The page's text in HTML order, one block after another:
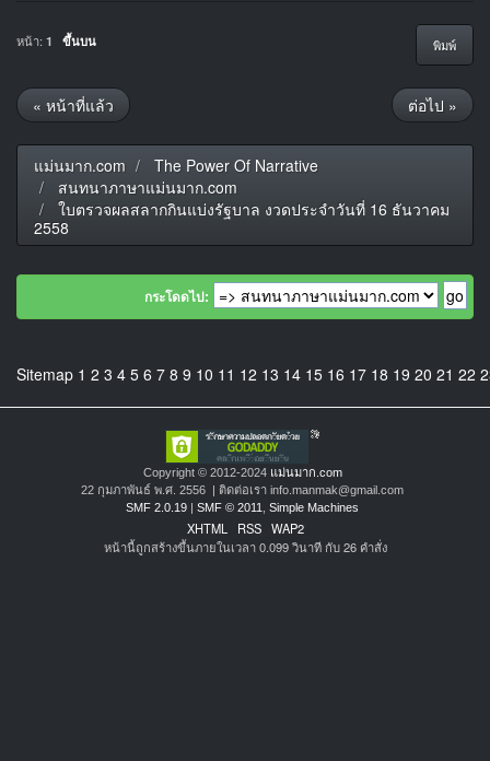
พิมพ์
หน้า: 1 ขึ้นบน
« หน้าที่แล้ว ต่อไป »
แม่นมาก.com
The Power Of Narrative
สนทนาภาษาแม่นมาก.com
ใบตรวจผลสลากกินแบ่งรัฐบาล งวดประจำวันที่ 16 ธันวาคม
2558
กระโดดไป:
Sitemap 1 2 3 4 5 6 7 8 9 10 11 12 13 14 15 16 17 18 19 20 21 22
Copyright © 2012-2024 แม่นมาก.com
22 กุมภาพันธ์ พ.ศ. 2556 | ติดต่อเรา info.manmak@gmail.com
SMF 2.0.19
SMF © 2011 Simple Machines
XHTML RSS WAP2
หน้านี้ถูกสร้างขึ้นภายในเวลา 0.099 วินาที กับ 26 คำสั่ง